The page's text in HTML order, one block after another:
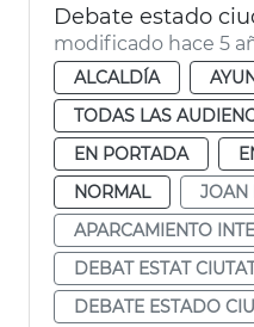
modificado hace 5
ALCALDÍA
TODAS LAS
EN PORTADA
NORMAL
JOAN
APARCAMIENTO
DEBAT ESTAT
DEBATE ESTADO